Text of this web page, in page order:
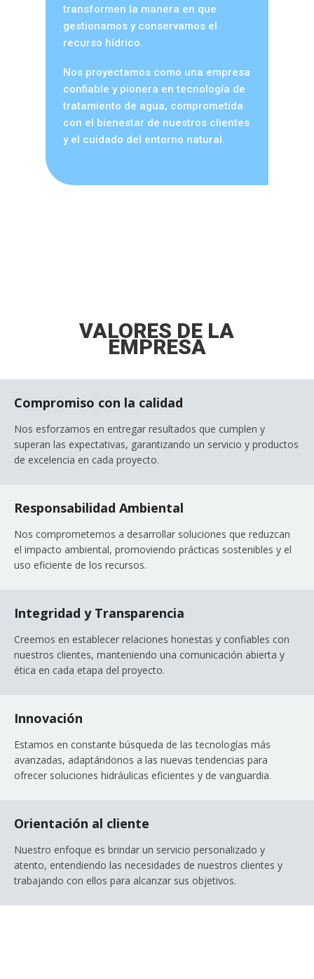
transformen la manera en que
gestionamos y conservamos el
recurso hídrico.
Nos proyectamos como una empresa
confiable y pionera en tecnología de
tratamiento de agua, comprometida
con el bienestar de nuestros clientes
y el cuidado del entorno natural.
VALORES DE LA
EMPRESA
Compromiso con la calidad
Nos esforzamos en entregar resultados que cumplen y
superan las expectativas, garantizando un servicio y productos
de excelencia en cada proyecto.
Responsabilidad Ambiental
Nos comprometemos a desarrollar soluciones que reduzcan
el impacto ambiental, promoviendo prácticas sostenibles y el
uso eficiente de los recursos.
Integridad y Transparencia
Creemos en establecer relaciones honestas y confiables con
nuestros clientes, manteniendo una comunicación abierta y
ética en cada etapa del proyecto.
Innovación
Estamos en constante búsqueda de las tecnologías más
avanzadas, adaptándonos a las nuevas tendencias para
ofrecer soluciones hidráulicas eficientes y de vanguardia.
Orientación al cliente
Nuestro enfoque es brindar un servicio personalizado y
atento, entendiendo las necesidades de nuestros clientes y
trabajando con ellos para alcanzar sus objetivos.